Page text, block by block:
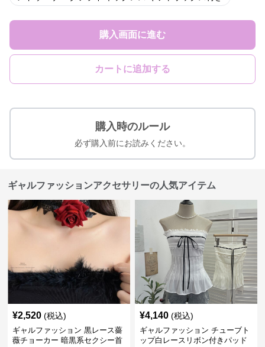
購入画面に進む
カートに追加する
購入時のルール
必ず購入前にお読みください。
ギャルファッションアクセサリーの人気アイテム
¥2,520 (税込)
ギャルファッション 黒レース薔
薇チョーカー 暗黒系セクシー首
¥4,140 (税込)
ギャルファッション チューブト
ップ白レースリボン付きパッド